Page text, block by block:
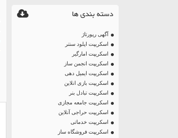
دسته بندی ها
آگهی رپورتاژ
اسکریپت اپلود سنتر
اسکریپت امارگیر
اسکریپت انجمن ساز
اسکریپت ایمیل دهی
اسکریپت بازی انلاین
اسکریپت تبادل بنر
اسکریپت جامعه مجازی
اسکریپت حراجی آنلاین
اسکریپت خدماتی
اسکریپت فروشگاه ساز